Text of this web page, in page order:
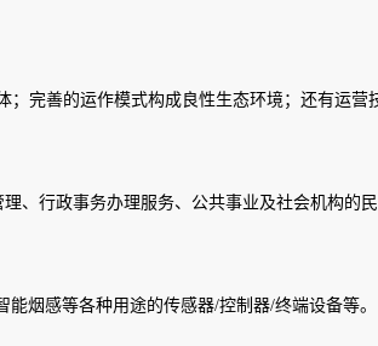
完善的运作模式构成良性生态环境；还有运营
、行政事务办理服务、公共事业及社会机构的
烟感等各种用途的传感器/控制器/终端设备等。